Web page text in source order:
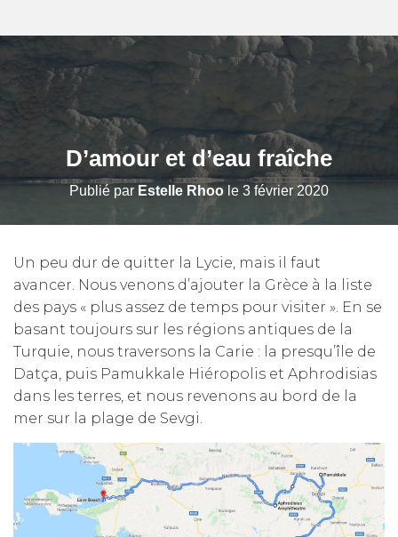
D’amour et d’eau fraîche
Publié par Estelle Rhoo le 3 février 2020
Un peu dur de quitter la Lycie, mais il faut
avancer. Nous venons d’ajouter la Grèce à la liste
des pays « plus assez de temps pour visiter ». En se
basant toujours sur les régions antiques de la
Turquie, nous traversons la Carie : la presqu’île de
Datça, puis Pamukkale Hiéropolis et Aphrodisias
dans les terres, et nous revenons au bord de la
mer sur la plage de Sevgi.